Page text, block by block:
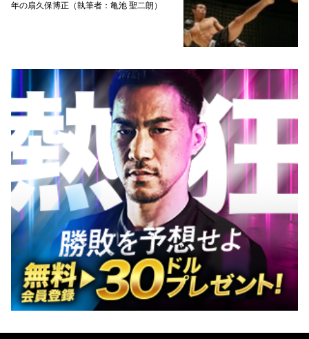
年の扇久保博正（執筆者：亀池 聖二朗）